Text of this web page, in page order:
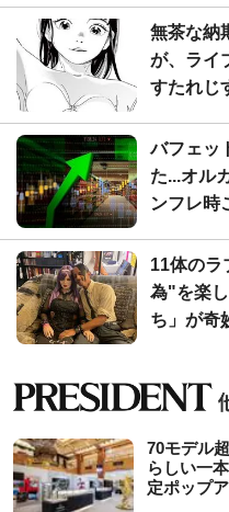
無茶な納
が、ライ
すたれじ
バフェッ
た...オル
ンフレ時
11体のラ
為"を楽
ち」が奇
70モデル
らしい一
定ポップ